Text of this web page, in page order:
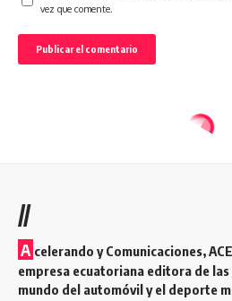
vez que comente.
//
A celerando y Comunicaciones,
empresa ecuatoriana editora de las
mundo del automóvil y el deporte